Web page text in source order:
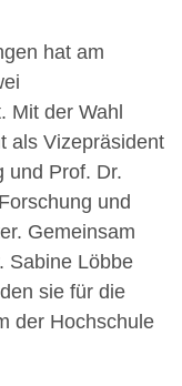
hat am
Mit der Wahl
als Vizepräsident
und Prof. Dr.
und
Gemeinsam
Sabine Löbbe
sie für die
der Hochschule